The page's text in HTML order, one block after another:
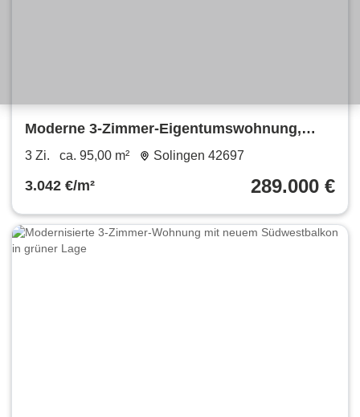
Moderne 3-Zimmer-Eigentumswohnung,
1.OG, Loggia, Stellplatz
3 Zi. ca. 95,00 m² Solingen 42697
3.042 €/m² 289.000 €